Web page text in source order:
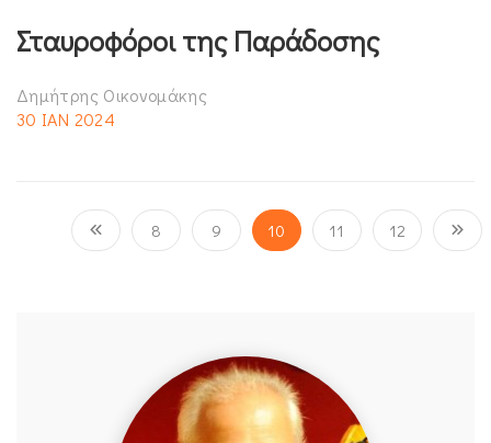
Σταυροφόροι της Παράδοσης
Δημήτρης Οικονομάκης
30 ΙΑΝ 2024
8 9 10 11 12